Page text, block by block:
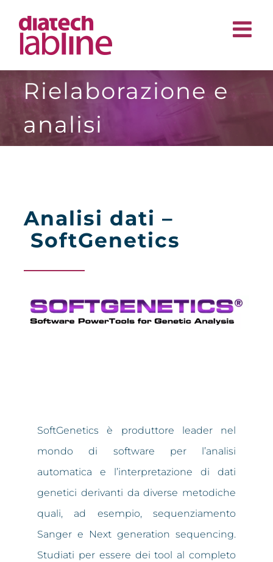
contenuto
Rielaborazione e
analisi
Analisi dati –
SoftGenetics
SoftGenetics è produttore leader nel
mondo di software per l’analisi
automatica e l’interpretazione di dati
genetici derivanti da diverse metodiche
quali, ad esempio, sequenziamento
Sanger e Next generation sequencing.
Studiati per essere dei tool al completo